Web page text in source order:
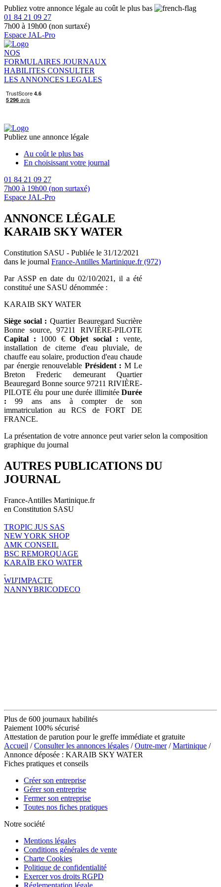
Publiez votre annonce légale au coût le plus bas
01 84 21 09 27
7h00 à 19h00 (non surtaxé)
Espace JAL-Pro
NOS
FORMULAIRES JOURNAUX
HABILITES CONSULTER
LES ANNONCES LEGALES
Publiez une annonce légale
Au coût le plus bas
En choisissant votre journal
01 84 21 09 27
7h00 à 19h00 (non surtaxé)
Espace JAL-Pro
ANNONCE LÉGALE
KARAIB SKY WATER
Constitution SASU - Publiée le 31/12/2021
dans le journal France-Antilles Martinique.fr (972)
Par ASSP en date du 02/10/2021, il a été
constitué une SASU dénommée :
KARAIB SKY WATER
Siège social : Quartier Beauregard Sucrière
Bonne source, 97211 RIVIÈRE-PILOTE
Capital : 1000 €Objet social : vente,
installation de citerne d'eau pluviale, de
chauffe eau solaire, production d'eau chaude
par énergie renouvelable Président : M Le
Breton Frederic demeurant Quartier
Beauregard Bonne source 97211 RIVIÈRE-
PILOTE élu pour une durée illimitée Durée
: 99 ans ans à compter de son
immatriculation au RCS de FORT DE
FRANCE.
La présentation de votre annonce peut varier selon la composition
graphique du journal
AUTRES PUBLICATIONS DU
JOURNAL
France-Antilles Martinique.fr
en Constitution SASU
TROPIC JUS SAS
NEW YORK SHOP
AMK CONSEIL
BSC REMORQUAGE
KARAÏB EKO WATER
WIJ'IMPACTE
NANNYBRICODECO
Plus de 600 journaux habilités
Paiement 100% sécurisé
Attestation de parution pour le greffe immédiate et gratuite
Accueil /Consulter les annonces légales /Outre-mer/Martinique /
Annonce déposée : KARAIB SKY WATER
Fiches pratiques et conseils
Créer son entreprise
Gérer son entreprise
Fermer son entreprise
Toutes nos fiches pratiques
Notre société
Mentions légales
Conditions générales de vente
Charte Cookies
Politique de confidentialité
Exercer vos droits RGPD
Réglementation légale